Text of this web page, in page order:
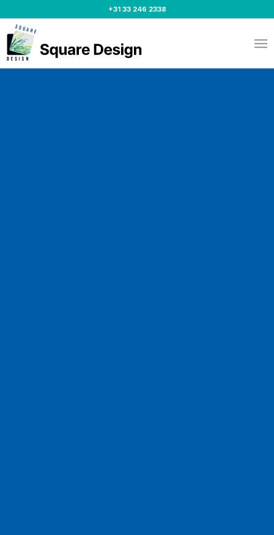
+31 33 246 2338